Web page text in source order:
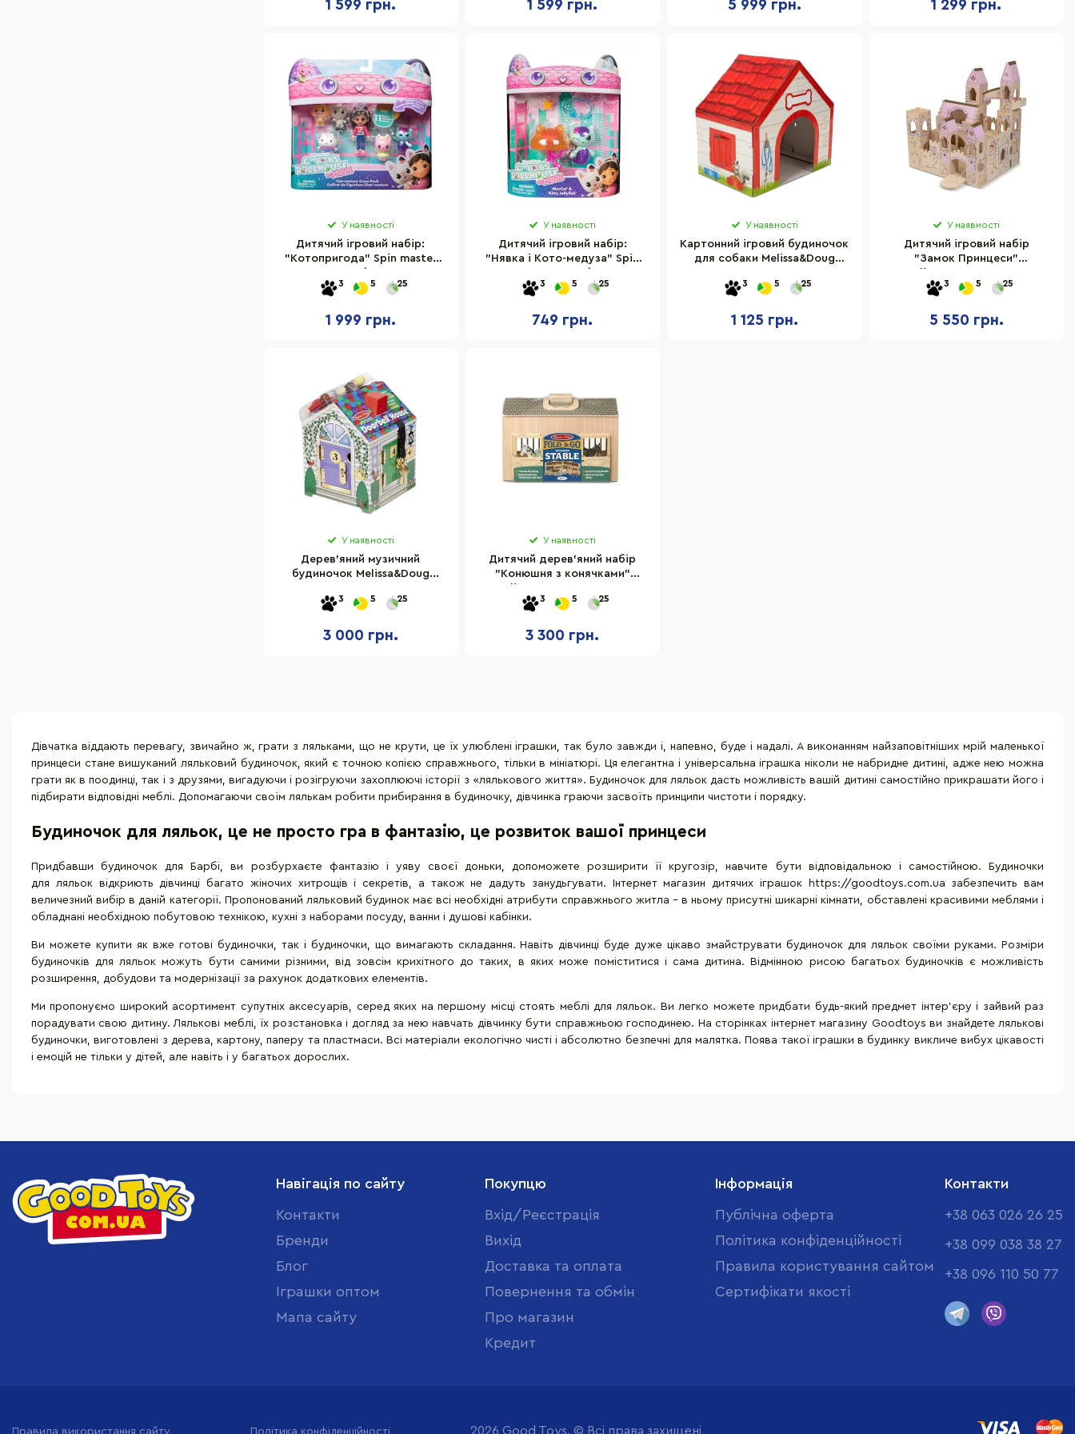
1 599 грн. 1 599 грн. 5 999 грн. 1 299 грн.
У наявності
Дитячий ігровий набір:
"Котопригода" Spin master
3 5 25
1 999 грн.
У наявності
Дитячий ігровий набір:
"Нявка і Кото-медуза" Spin
фігурки
3 5 25
749 грн.
У наявності
Картонний ігровий будиночок
для собаки Melissa&Doug
3 5 25
1 125 грн.
У наявності
Дитячий ігровий набір
"Замок Принцеси"
дерев'яний
3 5 25
5 550 грн.
У наявності
Дерев'яний музичний
будиночок Melissa&Doug
3 5 25
3 000 грн.
У наявності
Дитячий дерев'яний набір
"Конюшня з конячками"
фігурки
3 5 25
3 300 грн.
Дівчатка віддають перевагу, звичайно ж, грати з ляльками, що не крути, це їх улюблені іграшки, так було завжди і, напевно, буде і надалі. А виконанням найзаповітніших мрій маленької
принцеси стане вишуканий ляльковий будиночок, який є точною копією справжнього, тільки в мініатюрі. Ця елегантна і універсальна іграшка ніколи не набридне дитині, адже нею можна
грати як в поодинці, так і з друзями, вигадуючи і розігруючи захоплюючі історії з «лялькового життя». Будиночок для ляльок дасть можливість вашій дитині самостійно прикрашати його і
підбирати відповідні меблі. Допомагаючи своїм лялькам робити прибирання в будиночку, дівчинка граючи засвоїть принципи чистоти і порядку.
Будиночок для ляльок, це не просто гра в фантазію, це розвиток вашої принцеси
Придбавши будиночок для Барбі, ви розбурхаєте фантазію і уяву своєї доньки, допоможете розширити її кругозір, навчите бути відповідальною і самостійною. Будиночки
для ляльок відкриють дівчинці багато жіночих хитрощів і секретів, а також не дадуть занудьгувати. Інтернет магазин дитячих іграшок https://goodtoys.com.ua забезпечить вам
величезний вибір в даній категорії. Пропонований ляльковий будинок має всі необхідні атрибути справжнього житла - в ньому присутні шикарні кімнати, обставлені красивими меблями і
обладнані необхідною побутовою технікою, кухні з наборами посуду, ванни і душові кабінки.
Ви можете купити як вже готові будиночки, так і будиночки, що вимагають складання. Навіть дівчинці буде дуже цікаво змайструвати будиночок для ляльок своїми руками. Розміри
будиночків для ляльок можуть бути самими різними, від зовсім крихітного до таких, в яких може поміститися і сама дитина. Відмінною рисою багатьох будиночків є можливість
розширення, добудови та модернізації за рахунок додаткових елементів.
Ми пропонуємо широкий асортимент супутніх аксесуарів, серед яких на першому місці стоять меблі для ляльок. Ви легко можете придбати будь-який предмет інтер'єру і зайвий раз
порадувати свою дитину. Лялькові меблі, їх розстановка і догляд за нею навчать дівчинку бути справжньою господинею. На сторінках інтернет магазину Goodtoys ви знайдете лялькові
будиночки, виготовлені з дерева, картону, паперу та пластмаси. Всі матеріали екологічно чисті і абсолютно безпечні для малятка. Поява такої іграшки в будинку викличе вибух цікавості
і емоцій не тільки у дітей, але навіть і у багатьох дорослих.
Навігація по сайту
Контакти
Бренди
Блог
Іграшки оптом
Мапа сайту
Покупцю
Вхід/Реєстрація
Вихід
Доставка та оплата
Повернення та обмін
Про магазин
Кредит
Інформація
Публічна оферта
Політика конфіденційності
Правила користування сайтом
Cертифікати якості
Контакти
+38 063 026 26 25
+38 099 038 38 27
+38 096 110 50 77
Правила використання сайту Політика конфіденційності 2026 Good Toys. © Всі права захищені